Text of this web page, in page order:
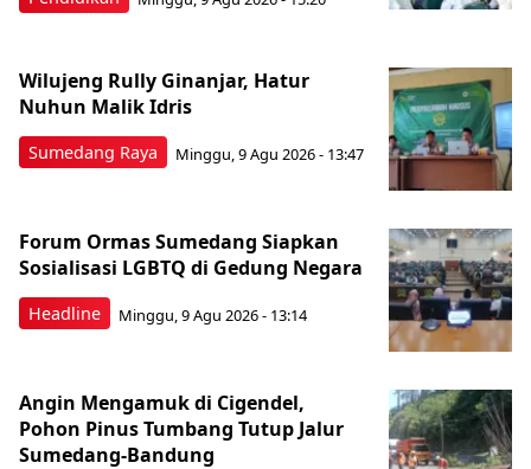
Sumedang Raya
Wilujeng Rully Ginanjar, Hatur
Nuhun Malik Idris
Minggu, 9 Agu 2026 - 13:47
Headline
Forum Ormas Sumedang Siapkan
Sosialisasi LGBTQ di Gedung Negara
Minggu, 9 Agu 2026 - 13:14
Angin Mengamuk di Cigendel,
Pohon Pinus Tumbang Tutup Jalur
Sumedang-Bandung